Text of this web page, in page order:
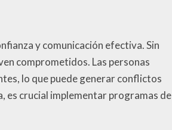
y comunicación efectiva. Sin
comprometidos. Las personas
lo que puede generar conflictos
es crucial implementar programas de